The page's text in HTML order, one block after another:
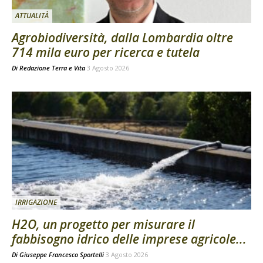
ATTUALITÀ
Agrobiodiversità, dalla Lombardia oltre
714 mila euro per ricerca e tutela
Di Redazione Terra e Vita 3 Agosto 2026
IRRIGAZIONE
H2O, un progetto per misurare il
fabbisogno idrico delle imprese agricole...
Di Giuseppe Francesco Sportelli 3 Agosto 2026